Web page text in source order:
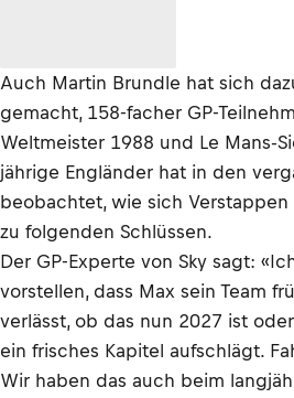
Auch Martin Brundle hat sich
gemacht, 158-facher GP-
Weltmeister 1988 und Le Mans-
jährige Engländer hat in den
beobachtet, wie sich
zu folgenden Schlüssen.
Der GP-Experte von Sky sagt:
vorstellen, dass Max sein Team
verlässt, ob das nun 2027 ist
ein frisches Kapitel aufschlägt.
Wir haben das auch beim